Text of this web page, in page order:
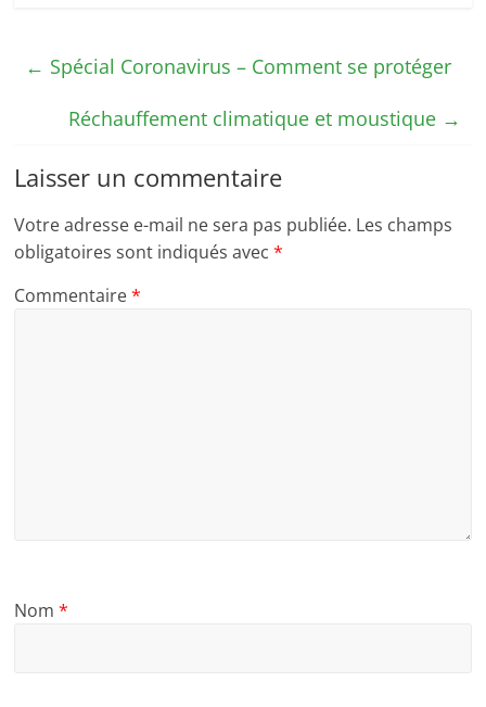
← Spécial Coronavirus – Comment se protéger
Réchauffement climatique et moustique →
Laisser un commentaire
Votre adresse e-mail ne sera pas publiée. Les champs
obligatoires sont indiqués avec*
Commentaire*
Nom*